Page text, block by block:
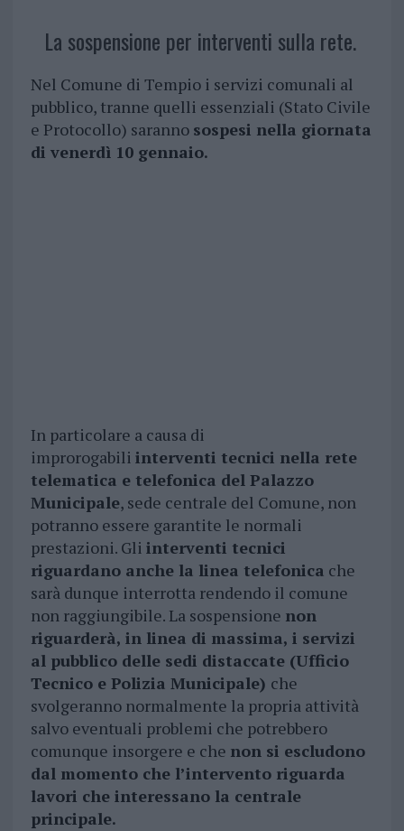
La sospensione per interventi sulla rete.
Nel Comune di Tempio i servizi comunali al
pubblico, tranne quelli essenziali (Stato Civile
e Protocollo) saranno sospesi nella giornata
di venerdì 10 gennaio.
In particolare a causa di
improrogabili interventi tecnici nella rete
telematica e telefonica del Palazzo
Municipale, sede centrale del Comune, non
potranno essere garantite le normali
prestazioni. Gli interventi tecnici
riguardano anche la linea telefonica che
sarà dunque interrotta rendendo il comune
non raggiungibile. La sospensione non
riguarderà, in linea di massima, i servizi
al pubblico delle sedi distaccate (Ufficio
Tecnico e Polizia Municipale) che
svolgeranno normalmente la propria attività
salvo eventuali problemi che potrebbero
comunque insorgere e che non si escludono
dal momento che l’intervento riguarda
lavori che interessano la centrale
principale.